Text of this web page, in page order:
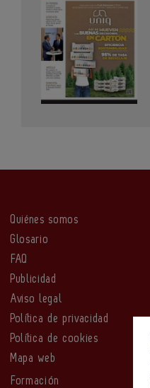
Quiénes somos
Glosario
FAQ
Publicidad
Aviso legal
Política de privacidad
Política de cookies
Mapa web
Formación